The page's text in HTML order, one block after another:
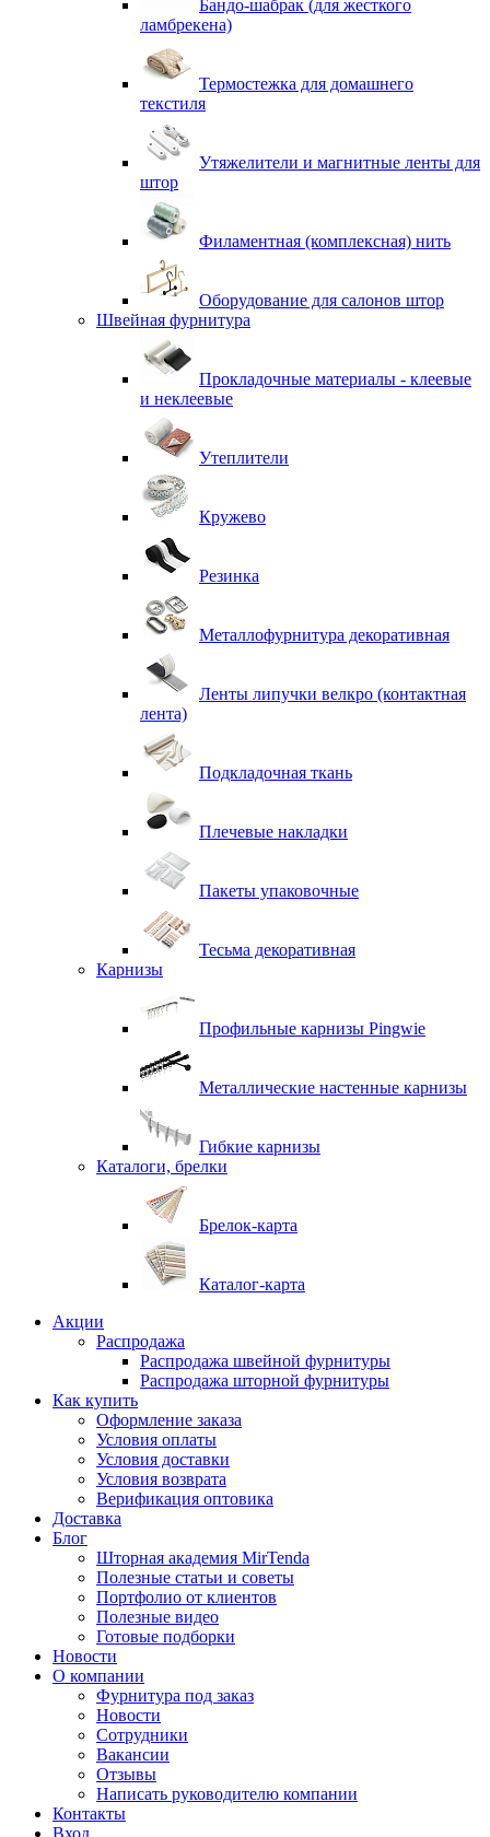
Бандо-шабрак (для жесткого
ламбрекена)
Термостежка для домашнего
текстиля
Утяжелители и магнитные ленты для
штор
Филаментная (комплексная) нить
Оборудование для салонов штор
Швейная фурнитура
Прокладочные материалы - клеевые
и неклеевые
Утеплители
Кружево
Резинка
Металлофурнитура декоративная
Ленты липучки велкро (контактная
лента)
Подкладочная ткань
Плечевые накладки
Пакеты упаковочные
Тесьма декоративная
Карнизы
Профильные карнизы Pingwie
Металлические настенные карнизы
Гибкие карнизы
Каталоги, брелки
Брелок-карта
Каталог-карта
Акции
Распродажа
Распродажа швейной фурнитуры
Распродажа шторной фурнитуры
Как купить
Оформление заказа
Условия оплаты
Условия доставки
Условия возврата
Верификация оптовика
Доставка
Блог
Шторная академия MirTenda
Полезные статьи и советы
Портфолио от клиентов
Полезные видео
Готовые подборки
Новости
О компании
Фурнитура под заказ
Новости
Сотрудники
Вакансии
Отзывы
Написать руководителю компании
Контакты
Вход